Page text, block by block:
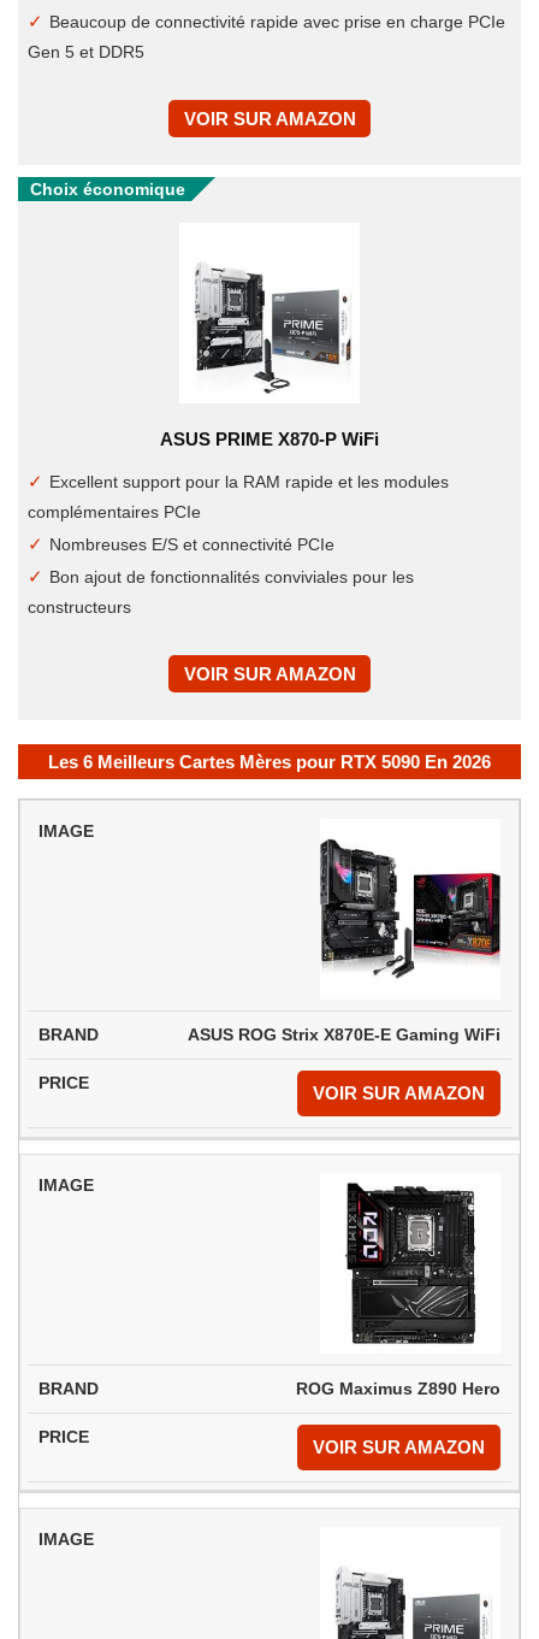
Beaucoup de connectivité rapide avec prise en charge PCIe
Gen 5 et DDR5
VOIR SUR AMAZON
Choix économique
ASUS PRIME X870-P WiFi
Excellent support pour la RAM rapide et les modules
complémentaires PCIe
Nombreuses E/S et connectivité PCIe
Bon ajout de fonctionnalités conviviales pour les
constructeurs
VOIR SUR AMAZON
Les 6 Meilleurs Cartes Mères pour RTX 5090 En 2026
IMAGE
ASUS ROG Strix X870E-E Gaming WiFi
VOIR SUR AMAZON
ROG Maximus Z890 Hero
VOIR SUR AMAZON